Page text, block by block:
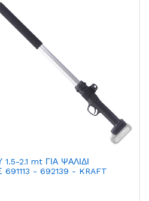
2.1 mt ΓΙΑ ΨΑΛΙΔΙ
- 692139 - KRAFT